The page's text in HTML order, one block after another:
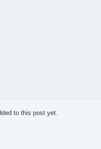
to this post yet.